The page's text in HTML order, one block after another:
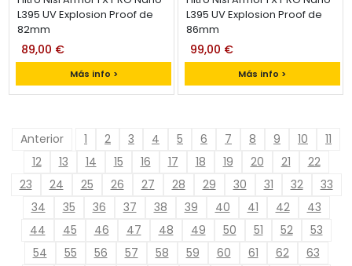
L395 UV Explosion Proof de
82mm
Más info >
89,00 €
L395 UV Explosion Proof de
86mm
Más info >
99,00 €
Anterior 1 2 3 4 5 6 7 8 9 10
11
12
13 14 15 16 17 18 19 20 21
22
23
24 25 26 27 28 29 30 31 32
33
34
35 36 37 38 39 40 41 42
43
44
45 46 47 48 49 50 51 52
53
54
55 56 57 58 59 60 61 62
63